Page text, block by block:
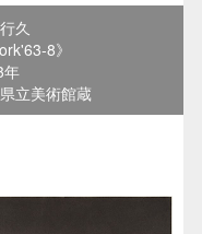
久
8》
年
立美術館蔵